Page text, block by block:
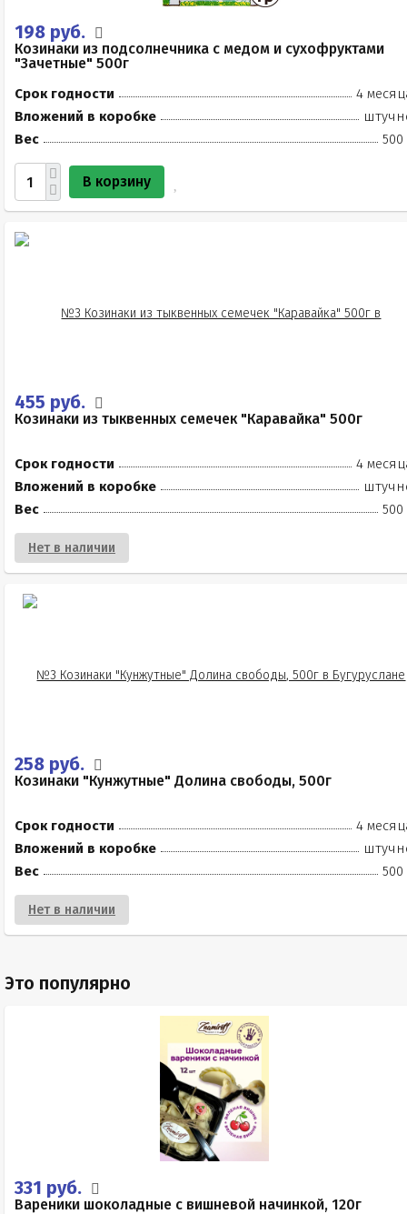
198 руб.
Козинаки из подсолнечника с медом и сухофруктами
"Зачетные" 500г
Срок годности
4
Вложений в коробке
Вес
500
В корзину
455 руб.
Козинаки из тыквенных семечек "Каравайка" 500г
Срок годности
4
Вложений в коробке
Вес
500
Нет в наличии
258 руб.
Козинаки "Кунжутные" Долина свободы, 500г
Срок годности
4
Вложений в коробке
Вес
500
Нет в наличии
Это популярно
331 руб.
Вареники шоколадные с вишневой начинкой, 120г